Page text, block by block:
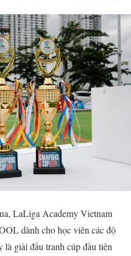
LaLiga Academy Vietnam
dành cho học viên các độ
giải đấu tranh cúp đầu tiên